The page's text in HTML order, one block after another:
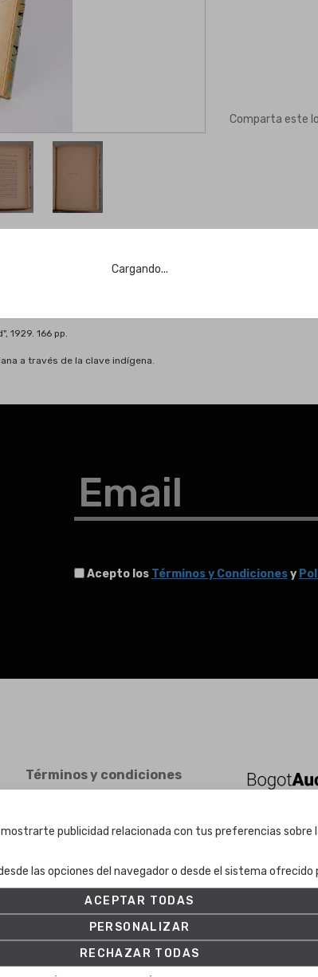
Cargando...
Comparta este
1929. 166 pp.
a través de la clave indígena.
Email
Acepto los Términos y Condicionesy
Términos y condiciones
Política de Privacidad
Ajuste de Cookies
publicidad relacionada con tus preferencias
las opciones del navegador o desde el sistema ofrecido
ACEPTAR TODAS
PERSONALIZAR
RECHAZAR TODAS